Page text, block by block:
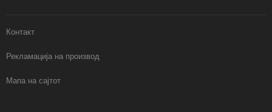
Контакт
Рекламација на производ
Мапа на сајтот